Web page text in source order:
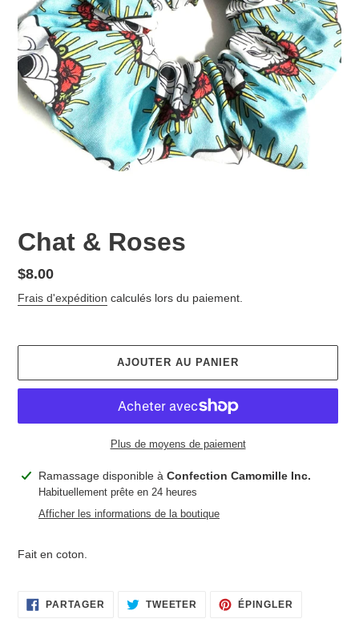
Chat & Roses
Prix
normal
$8.00
Frais d'expédition calculés lors du paiement.
AJOUTER AU PANIER
Plus de moyens de paiement
Ajout
produit
panier
Ramassage disponible à Confection Camomille Inc.
Habituellement prête en 24 heures
Afficher les informations de la boutique
Fait en coton.
PARTAGER PARTAGER
SUR
TWEETER TWEETER
SUR
ÉPINGLER